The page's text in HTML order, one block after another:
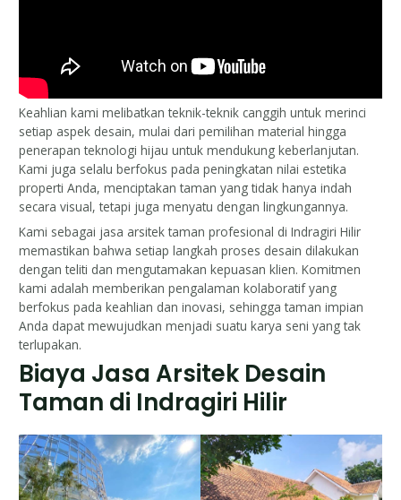
Keahlian kami melibatkan teknik-teknik canggih untuk merinci
setiap aspek desain, mulai dari pemilihan material hingga
penerapan teknologi hijau untuk mendukung keberlanjutan.
Kami juga selalu berfokus pada peningkatan nilai estetika
properti Anda, menciptakan taman yang tidak hanya indah
secara visual, tetapi juga menyatu dengan lingkungannya.
Kami sebagai jasa arsitek taman profesional di Indragiri Hilir
memastikan bahwa setiap langkah proses desain dilakukan
dengan teliti dan mengutamakan kepuasan klien. Komitmen
kami adalah memberikan pengalaman kolaboratif yang
berfokus pada keahlian dan inovasi, sehingga taman impian
Anda dapat mewujudkan menjadi suatu karya seni yang tak
terlupakan.
Biaya Jasa Arsitek Desain
Taman di Indragiri Hilir